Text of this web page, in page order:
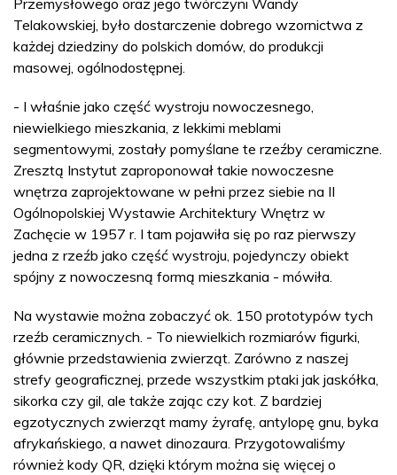
Telakowskiej, było dostarczenie dobrego wzornictwa z
każdej dziedziny do polskich domów, do produkcji
masowej, ogólnodostępnej.
- I właśnie jako część wystroju nowoczesnego,
niewielkiego mieszkania, z lekkimi meblami
segmentowymi, zostały pomyślane te rzeźby ceramiczne.
Zresztą Instytut zaproponował takie nowoczesne
wnętrza zaprojektowane w pełni przez siebie na II
Ogólnopolskiej Wystawie Architektury Wnętrz w
Zachęcie w 1957 r. I tam pojawiła się po raz pierwszy
jedna z rzeźb jako część wystroju, pojedynczy obiekt
spójny z nowoczesną formą mieszkania - mówiła.
Na wystawie można zobaczyć ok. 150 prototypów tych
rzeźb ceramicznych. - To niewielkich rozmiarów figurki,
głównie przedstawienia zwierząt. Zarówno z naszej
strefy geograficznej, przede wszystkim ptaki jak jaskółka,
sikorka czy gil, ale także zając czy kot. Z bardziej
egzotycznych zwierząt mamy żyrafę, antylopę gnu, byka
afrykańskiego, a nawet dinozaura. Przygotowaliśmy
również kody QR, dzięki którym można się więcej o